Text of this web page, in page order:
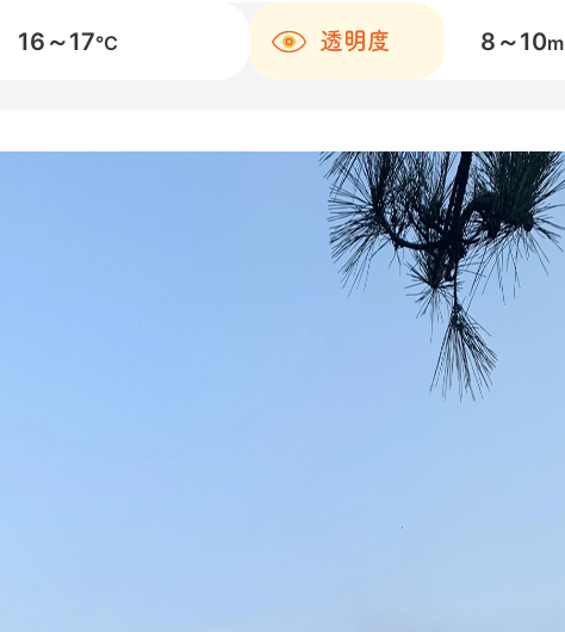
16～17℃ 透明度 8～10m